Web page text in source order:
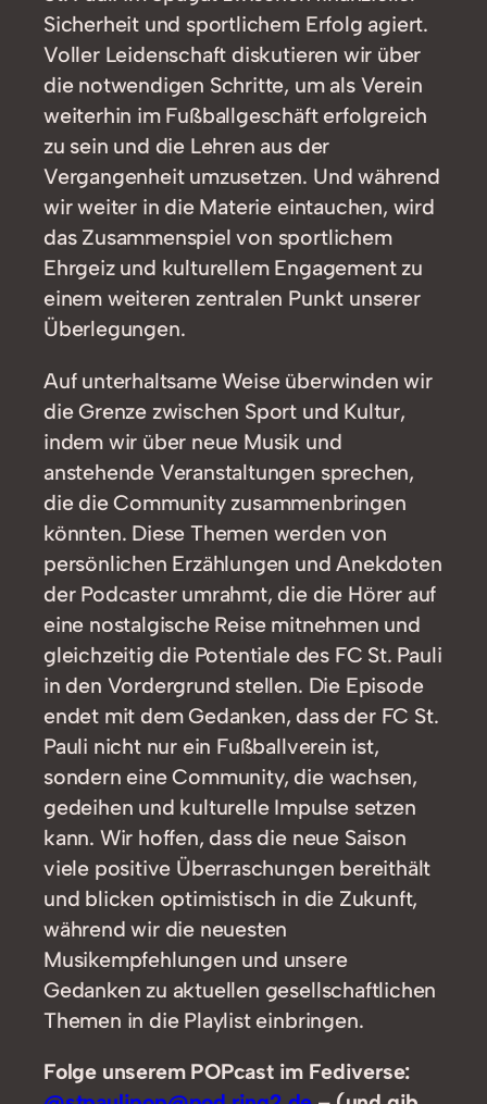
Sicherheit und sportlichem Erfolg agiert.
Voller Leidenschaft diskutieren wir über
die notwendigen Schritte, um als Verein
weiterhin im Fußballgeschäft erfolgreich
zu sein und die Lehren aus der
Vergangenheit umzusetzen. Und während
wir weiter in die Materie eintauchen, wird
das Zusammenspiel von sportlichem
Ehrgeiz und kulturellem Engagement zu
einem weiteren zentralen Punkt unserer
Überlegungen.
Auf unterhaltsame Weise überwinden wir
die Grenze zwischen Sport und Kultur,
indem wir über neue Musik und
anstehende Veranstaltungen sprechen,
die die Community zusammenbringen
könnten. Diese Themen werden von
persönlichen Erzählungen und Anekdoten
der Podcaster umrahmt, die die Hörer auf
eine nostalgische Reise mitnehmen und
gleichzeitig die Potentiale des FC St. Pauli
in den Vordergrund stellen. Die Episode
endet mit dem Gedanken, dass der FC St.
Pauli nicht nur ein Fußballverein ist,
sondern eine Community, die wachsen,
gedeihen und kulturelle Impulse setzen
kann. Wir hoffen, dass die neue Saison
viele positive Überraschungen bereithält
und blicken optimistisch in die Zukunft,
während wir die neuesten
Musikempfehlungen und unsere
Gedanken zu aktuellen gesellschaftlichen
Themen in die Playlist einbringen.
Folge unserem POPcast im Fediverse: